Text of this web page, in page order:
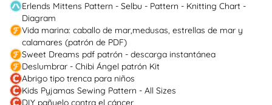
Erlends Mittens Pattern - Selbu - Pattern - Knitting Chart -
Diagram
Vida marina: caballo de mar,medusas, estrellas de mar y
calamares (patrón de PDF)
Sweet Dreams pdf patrón - descarga instantánea
Deslumbrar - Chibi Ángel patrón Kit
Abrigo tipo trenca para niños
Kids Pyjamas Sewing Pattern - All Sizes
DIY pañuelo contra el cáncer